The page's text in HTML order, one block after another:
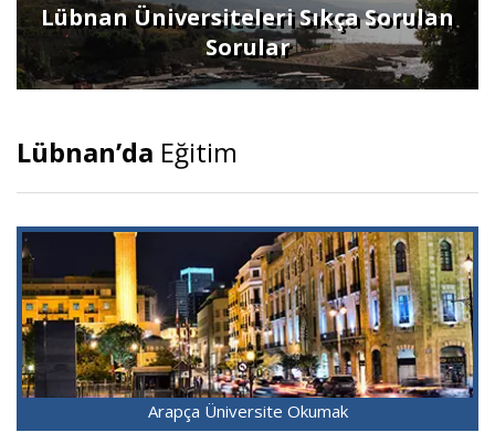
Lübnan Üniversiteleri Sıkça Sorulan
Sorular
Lübnan’da Eğitim
Arapça Üniversite Okumak